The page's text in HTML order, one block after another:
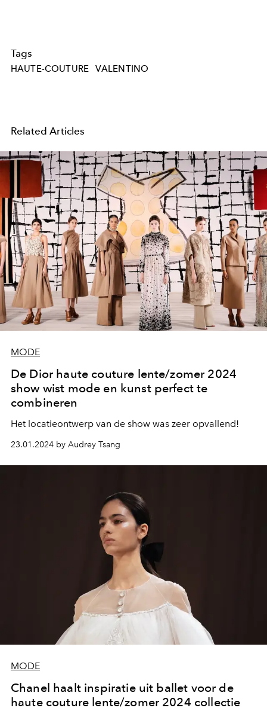
Tags
HAUTE-COUTURE VALENTINO
Related Articles
MODE
De Dior haute couture lente/zomer 2024
show wist mode en kunst perfect te
combineren
Het locatieontwerp van de show was zeer opvallend!
23.01.2024 by Audrey Tsang
MODE
Chanel haalt inspiratie uit ballet voor de
haute couture lente/zomer 2024 collectie